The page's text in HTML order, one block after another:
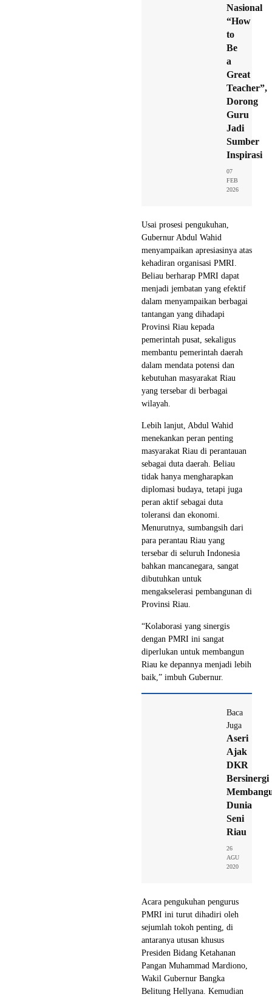
Nasional
“How
to
Be
a
Great
Teacher”,
Dorong
Guru
Jadi
Sumber
Inspirasi
07
FEB
2026
Usai prosesi pengukuhan,
Gubernur Abdul Wahid
menyampaikan apresiasinya atas
kehadiran organisasi PMRI.
Beliau berharap PMRI dapat
menjadi jembatan yang efektif
dalam menyampaikan berbagai
tantangan yang dihadapi
Provinsi Riau kepada
pemerintah pusat, sekaligus
membantu pemerintah daerah
dalam mendata potensi dan
kebutuhan masyarakat Riau
yang tersebar di berbagai
wilayah.
Lebih lanjut, Abdul Wahid
menekankan peran penting
masyarakat Riau di perantauan
sebagai duta daerah. Beliau
tidak hanya mengharapkan
diplomasi budaya, tetapi juga
peran aktif sebagai duta
toleransi dan ekonomi.
Menurutnya, sumbangsih dari
para perantau Riau yang
tersebar di seluruh Indonesia
bahkan mancanegara, sangat
dibutuhkan untuk
mengakselerasi pembangunan di
Provinsi Riau.
“Kolaborasi yang sinergis
dengan PMRI ini sangat
diperlukan untuk membangun
Riau ke depannya menjadi lebih
baik,” imbuh Gubernur.
Baca
Juga
Aseri
Ajak
DKR
Bersinergi
Dunia
Seni
Riau
26
AGU
2020
Acara pengukuhan pengurus
PMRI ini turut dihadiri oleh
sejumlah tokoh penting, di
antaranya utusan khusus
Presiden Bidang Ketahanan
Pangan Muhammad Mardiono,
Wakil Gubernur Bangka
Belitung Hellyana. Kemudian